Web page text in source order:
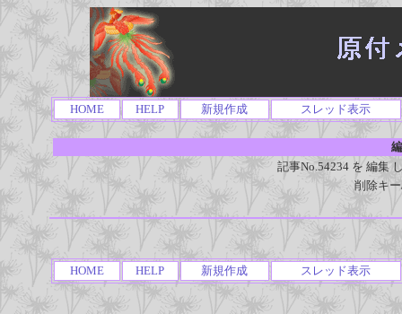
HOME HELP 新規作成 スレッド表示
記事No.54234 を 編集
削除キ
HOME HELP 新規作成 スレッド表示